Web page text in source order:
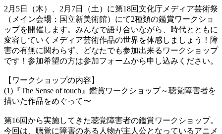
2月5日（木）、2月7日（土）に第18回文化庁メディア芸術祭
（メイン会場：国立新美術館）にて2種類の鑑賞ワークショ
ップを開催します。みんなで語り合いながら、時代とともに
変容していくメディア芸術作品の世界を体感しましょう！障
害の有無に関わらず、どなたでも参加出来るワークショップ
です！参加希望の方は参加フォームから申し込みください。
【ワークショップの内容】
(1)『The Sense of touch』鑑賞ワークショップ～聴覚障害者を
描いた作品をめぐって〜
第16回から実施してきた聴覚障害者の鑑賞ワークショップ。
今回は、聴覚に障害のある人物が主人公となっているアニメ